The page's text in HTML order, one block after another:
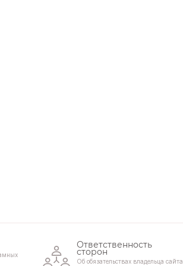
Ответственность
сторон
Об обязательствах владельца сайта